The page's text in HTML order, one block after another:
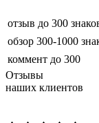
отзыв до 300
обзор 300-1000
коммент до 300
Отзывы
наших клиентов